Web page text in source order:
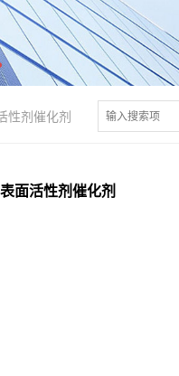
性剂催化剂
面活性剂催化剂